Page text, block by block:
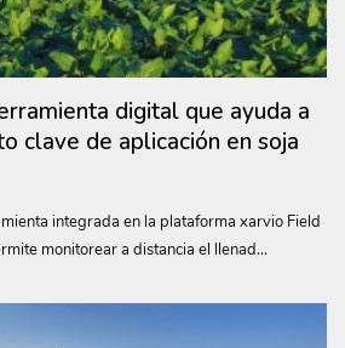
digital que ayuda a
clave de aplicación en soja
integrada en la plataforma xarvio Field
monitorear a distancia el llenad...